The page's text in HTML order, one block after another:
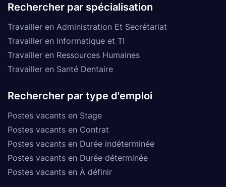
Rechercher par spécialisation
Travailler en Administration Et Secrétariat
Travailler en Informatique et TI
Travailler en Ressources Humaines
Travailler en Santé Dentaire
Rechercher par type d'emploi
Postes vacants en Stage
Postes vacants en Contrat
Postes vacants en Durée indéterminée
Postes vacants en Durée déterminée
Postes vacants en À définir